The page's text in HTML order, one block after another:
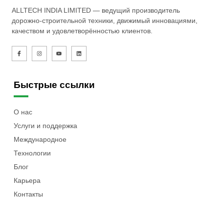
ALLTECH INDIA LIMITED — ведущий производитель
дорожно-строительной техники, движимый инновациями,
качеством и удовлетворённостью клиентов.
Быстрые ссылки
О нас
Услуги и поддержка
Международное
Технологии
Блог
Карьера
Контакты